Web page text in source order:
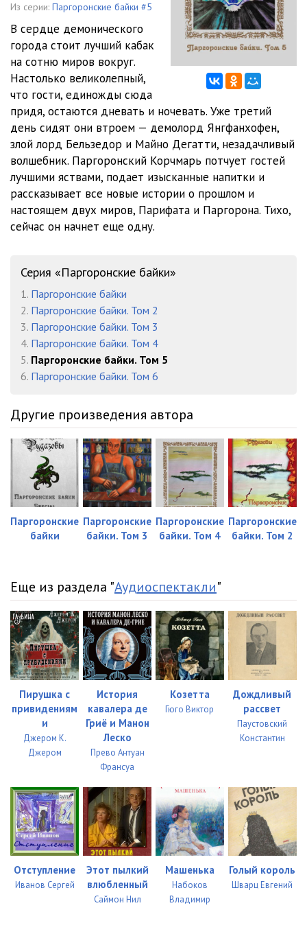
1:13:12
Байка 56 - Крик во мраке 2:33:54
Из серии: Паргоронские байки #5
В сердце демонического
города стоит лучший кабак
на сотню миров вокруг.
Настолько великолепный,
что гости, единожды сюда
придя, остаются дневать и ночевать. Уже третий
день сидят они втроем — демолорд Янгфанхофен,
злой лорд Бельзедор и Майно Дегатти, незадачливый
волшебник. Паргоронский Корчмарь потчует гостей
лучшими яствами, подает изысканные напитки и
рассказывает все новые истории о прошлом и
настоящем двух миров, Парифата и Паргорона. Тихо,
сейчас он начнет еще одну.
Серия «Паргоронские байки»
1. Паргоронские байки
2. Паргоронские байки. Том 2
3. Паргоронские байки. Том 3
4. Паргоронские байки. Том 4
5. Паргоронские байки. Том 5
6. Паргоронские байки. Том 6
Другие произведения автора
Паргоронские
байки
Паргоронские
байки. Том 3
Паргоронские
байки. Том 4
Паргоронские
байки. Том 2
Еще из раздела "Аудиоспектакли"
Пирушка с
привидениям
и
Джером К.
Джером
История
кавалера де
Гриё и Манон
Леско
Прево Антуан
Франсуа
Козетта
Гюго Виктор
Дождливый
рассвет
Паустовский
Константин
Отступление
Иванов Сергей
Этот пылкий
влюбленный
Саймон Нил
Машенька
Набоков
Владимир
Голый король
Шварц Евгений